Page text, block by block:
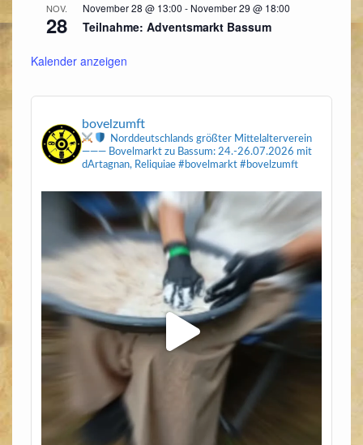
NOV.
28
November 28 @ 13:00 - November 29 @ 18:00
Teilnahme: Adventsmarkt Bassum
Kalender anzeigen
bovelzumft
Norddeutschlands größter Mittelalterverein
——— Bovelmarkt zu Bassum: 24.-26.07.2026 mit
dArtagnan, Reliquiae#bovelmarkt #bovelzumft